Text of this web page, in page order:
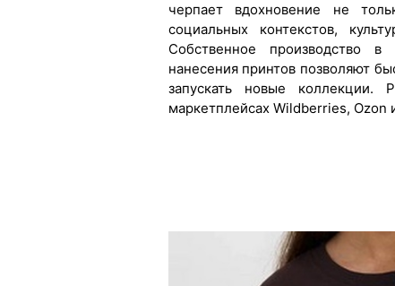
черпает вдохновение не
социальных контекстов,
Собственное производство
нанесения принтов позволяют
запускать новые коллекции.
маркетплейсах Wildberries, Ozon